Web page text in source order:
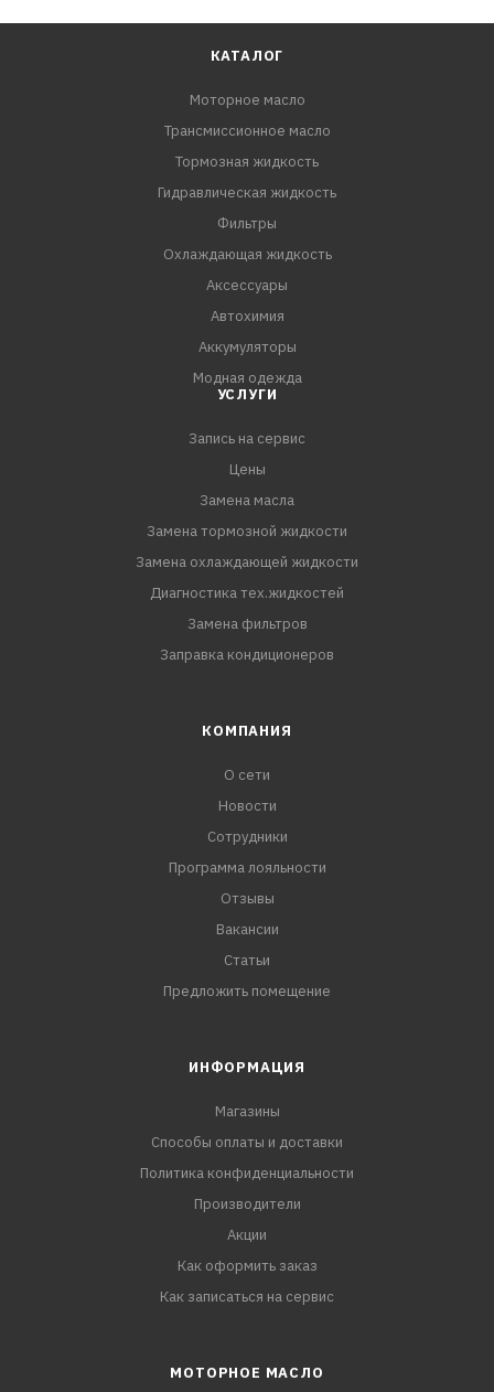
КАТАЛОГ
Моторное масло
Трансмиссионное масло
Тормозная жидкость
Гидравлическая жидкость
Фильтры
Охлаждающая жидкость
Аксессуары
Автохимия
Аккумуляторы
Модная одежда
УСЛУГИ
Запись на сервис
Цены
Замена масла
Замена тормозной жидкости
Замена охлаждающей жидкости
Диагностика тех.жидкостей
Замена фильтров
Заправка кондиционеров
КОМПАНИЯ
О сети
Новости
Сотрудники
Программа лояльности
Отзывы
Вакансии
Статьи
Предложить помещение
ИНФОРМАЦИЯ
Магазины
Способы оплаты и доставки
Политика конфиденциальности
Производители
Акции
Как оформить заказ
Как записаться на сервис
МОТОРНОЕ МАСЛО